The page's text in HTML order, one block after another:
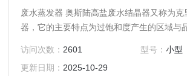
废水蒸发器 奥斯陆高盐废水结晶器又称为克里斯塔尔结晶
器，它的主要特点为过饱和度产生的区域与
提供一个良好的条件。
访问次数： 2601 型号： 小型
更新日期： 2025-10-29